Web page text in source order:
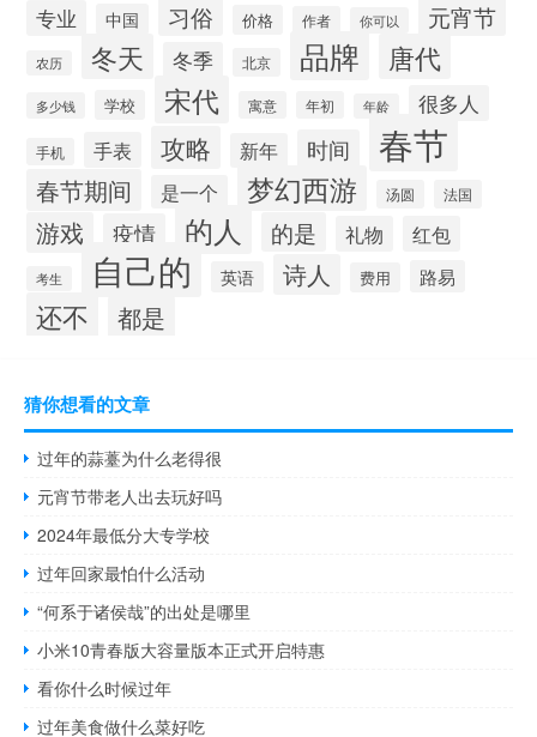
专业 中国 习俗 价格 作者 你可以 元宵节
农历 冬天 冬季 北京 品牌 唐代
多少钱 学校 宋代 寓意 年初 年龄 很多人
手机 手表 攻略 新年 时间 春节
春节期间 是一个 梦幻西游 汤圆 法国
游戏 疫情 的人 的是 礼物 红包
考生 自己的 英语 诗人 费用 路易
还不 都是
猜你想看的文章
过年的蒜薹为什么老得很
元宵节带老人出去玩好吗
2024年最低分大专学校
过年回家最怕什么活动
“何系于诸侯哉”的出处是哪里
小米10青春版大容量版本正式开启特惠
看你什么时候过年
过年美食做什么菜好吃